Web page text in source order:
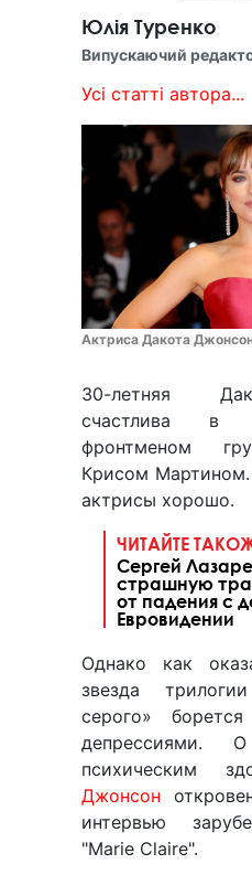
Юлія Туренко
Випускаючий
Усі статті автора...
Актриса Дакота
30-летняя
счастлива в
фронтменом
Крисом
актрисы хорошо.
ЧИТАЙТЕ
Сергей
страшную
от падения с
Евровидении
Однако как
звезда
серого»
депрессиями.
психическим
Джонсон
интервью
"Marie Claire".